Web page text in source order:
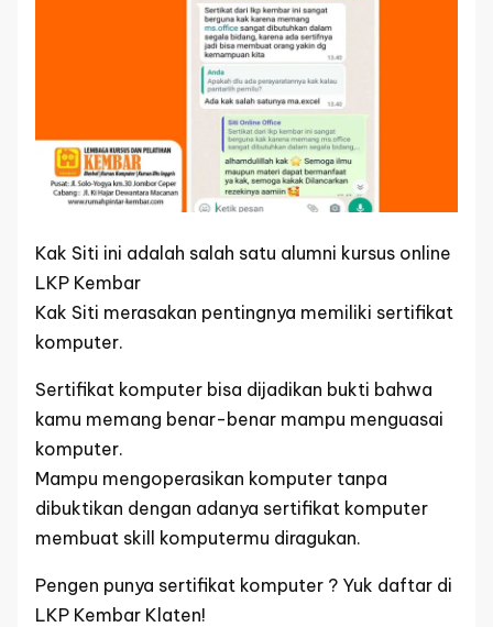
Kak Siti ini adalah salah satu alumni kursus online
LKP Kembar
Kak Siti merasakan pentingnya memiliki sertifikat
komputer.
Sertifikat komputer bisa dijadikan bukti bahwa
kamu memang benar-benar mampu menguasai
komputer.
Mampu mengoperasikan komputer tanpa
dibuktikan dengan adanya sertifikat komputer
membuat skill komputermu diragukan.
Pengen punya sertifikat komputer ? Yuk daftar di
LKP Kembar Klaten!